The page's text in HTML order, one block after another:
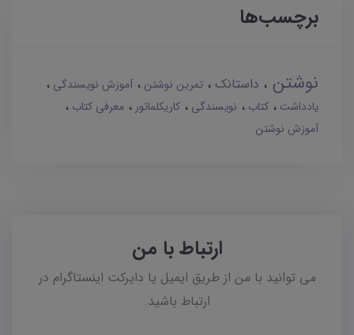
برچسب‌ها
نوشتن داستانک تمرین نوشتن
آموزش نویسندگی
یادداشت
کتاب نویسندگی کاریکلماتور
معرفی کتاب
آموزش نوشتن
ارتباط با من
می توانید با من از طریق ایمیل یا دایرکت اینستاگرام در
ارتباط باشید.